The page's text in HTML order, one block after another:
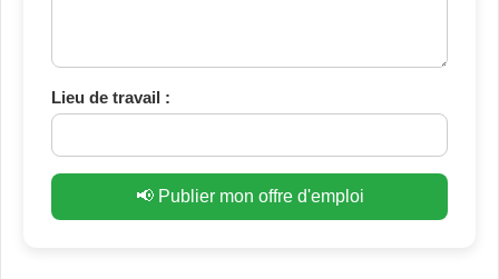
Lieu de travail :
📢 Publier mon offre d'emploi